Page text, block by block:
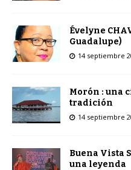
Évelyne
Guadalupe)
14 septiembre
Morón : una
tradición
14 septiembre
Buena Vista
una leyenda